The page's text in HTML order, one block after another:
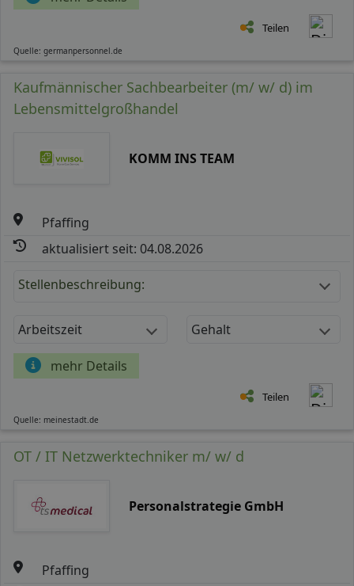
Teilen
Quelle: germanpersonnel.de
Kaufmännischer Sachbearbeiter (m/ w/ d) im
Lebensmittelgroßhandel
KOMM INS TEAM
Pfaffing
aktualisiert seit: 04.08.2026
Stellenbeschreibung:
Arbeitszeit Gehalt
mehr Details
Teilen
Quelle: meinestadt.de
OT / IT Netzwerktechniker m/ w/ d
Personalstrategie GmbH
Pfaffing